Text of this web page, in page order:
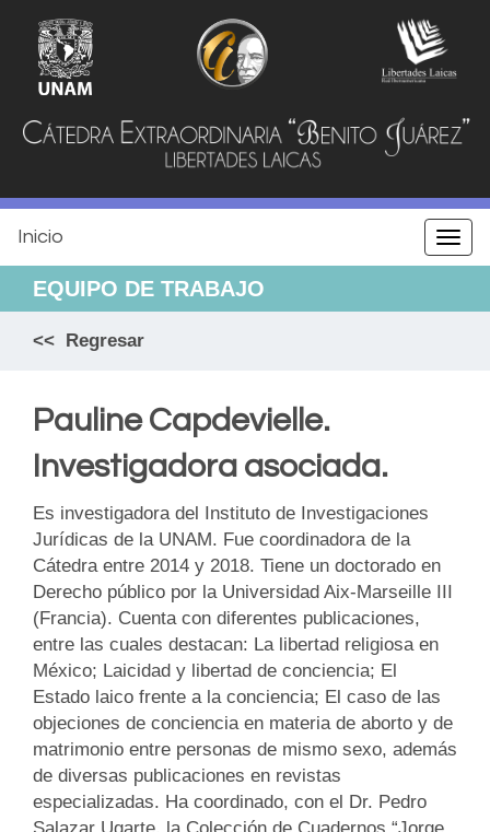
navigation
Inicio
EQUIPO DE TRABAJO
<< Regresar
Pauline Capdevielle.
Investigadora asociada.
Es investigadora del Instituto de Investigaciones
Jurídicas de la UNAM. Fue coordinadora de la
Cátedra entre 2014 y 2018. Tiene un doctorado en
Derecho público por la Universidad Aix-Marseille III
(Francia). Cuenta con diferentes publicaciones,
entre las cuales destacan: La libertad religiosa en
México; Laicidad y libertad de conciencia; El
Estado laico frente a la conciencia; El caso de las
objeciones de conciencia en materia de aborto y de
matrimonio entre personas de mismo sexo, además
de diversas publicaciones en revistas
especializadas. Ha coordinado, con el Dr. Pedro
Salazar Ugarte, la Colección de Cuadernos “Jorge